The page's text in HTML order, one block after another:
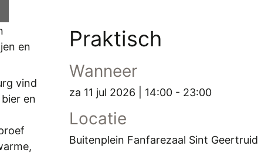
en
vind
en
Praktisch
Wanneer
za 11 jul 2026 | 14:00 - 23:00
Locatie
Buitenplein Fanfarezaal Sint Geertruid